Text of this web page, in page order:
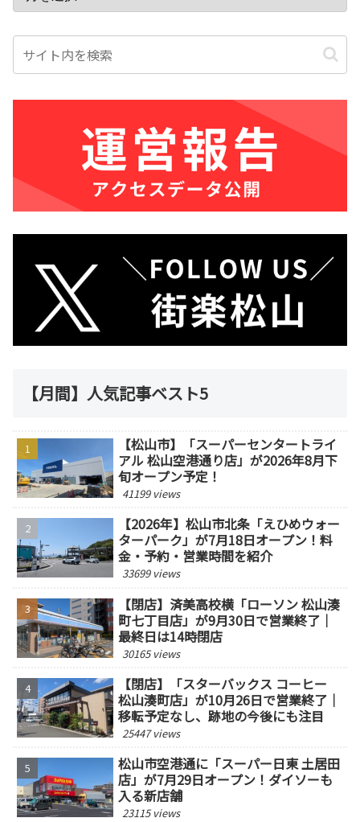
【月間】人気記事ベスト5
【松山市】「スーパーセンタートライ
アル 松山空港通り店」が2026年8月下
旬オープン予定！
41199 views
【2026年】松山市北条「えひめウォー
ターパーク」が7月18日オープン！料
金・予約・営業時間を紹介
33699 views
【閉店】済美高校横「ローソン 松山湊
町七丁目店」が9月30日で営業終了｜
最終日は14時閉店
30165 views
【閉店】「スターバックス コーヒー
松山湊町店」が10月26日で営業終了｜
移転予定なし、跡地の今後にも注目
25447 views
松山市空港通に「スーパー日東 土居田
店」が7月29日オープン！ダイソーも
入る新店舗
23115 views